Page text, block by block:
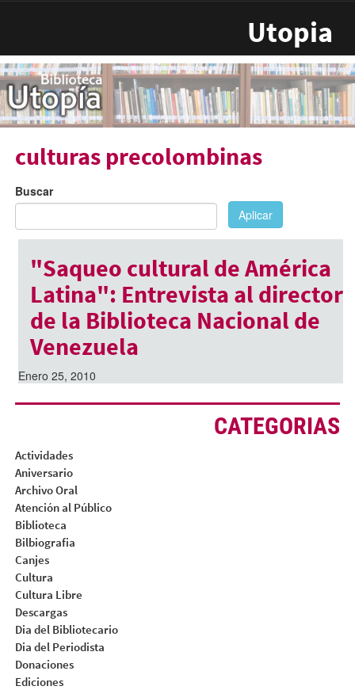
Utopia
culturas precolombinas
Buscar
Aplicar
"Saqueo cultural de América
Latina": Entrevista al director
de la Biblioteca Nacional de
Venezuela
Enero 25, 2010
CATEGORIAS
Actividades
Aniversario
Archivo Oral
Atención al Público
Biblioteca
Bilbiografia
Canjes
Cultura
Cultura Libre
Descargas
Dia del Bibliotecario
Dia del Periodista
Donaciones
Ediciones